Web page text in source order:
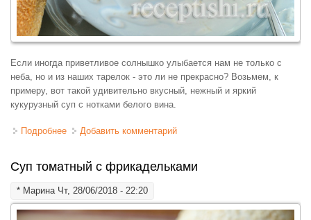
Если иногда приветливое солнышко улыбается нам не только с
неба, но и из наших тарелок - это ли не прекрасно? Возьмем, к
примеру, вот такой удивительно вкусный, нежный и яркий
кукурузный суп с нотками белого вина.
Подробнее о Крем суп кукурузный с мидиями
Добавить комментарий
Суп томатный с фрикадельками
* МаринаЧт, 28/06/2018 - 22:20